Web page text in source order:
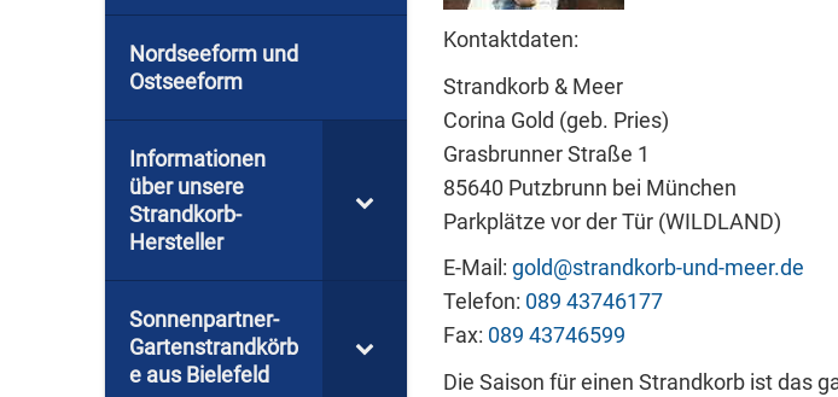
Nordseeform und
Ostseeform
Informationen
über unsere
Strandkorb-
Hersteller
Sonnenpartner-
Gartenstrandkörb
e aus Bielefeld
Kontaktdaten:
Strandkorb & Meer
Corina Gold (geb. Pries)
Grasbrunner Straße 1
85640 Putzbrunn bei München
Parkplätze vor der Tür (WILDLAND)
E-Mail: gold@strandkorb-und-meer.de
Telefon: 089 43746177
Fax: 089 43746599
Die Saison für einen Strandkorb ist das